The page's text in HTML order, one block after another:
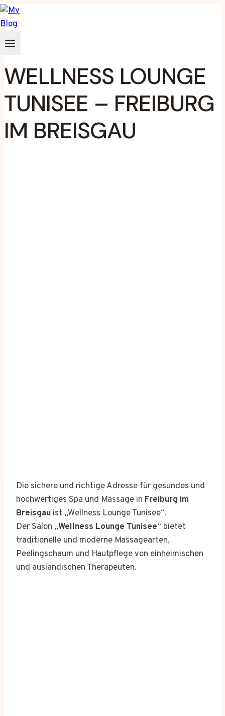
Zum
Inhalt
springen
WELLNESS LOUNGE
TUNISEE – FREIBURG
IM BREISGAU
Die sichere und richtige Adresse für gesundes und
hochwertiges Spa und Massage in Freiburg im
Breisgau ist „Wellness Lounge Tunisee“.
Der Salon „Wellness Lounge Tunisee“ bietet
traditionelle und moderne Massagearten,
Peelingschaum und Hautpflege von einheimischen
und ausländischen Therapeuten.